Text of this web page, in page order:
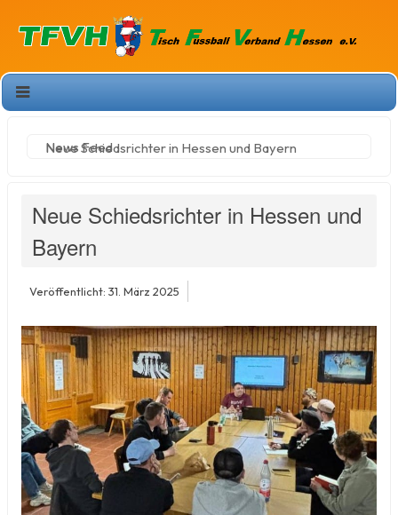
News Feed
Neue Schiedsrichter in Hessen und Bayern
Neue Schiedsrichter in Hessen und
Bayern
Veröffentlicht: 31. März 2025